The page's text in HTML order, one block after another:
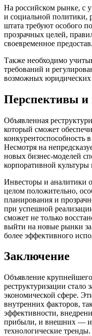
На российском рынке, с
и социальной политики,
штата требуют особого
прозрачных целей,
своевременное
Также необходимо
требований и
возможных
Перспективы и
Объявленная
который сможет
конкурентоспособность
Несмотря на
новых бизнес-моделей
корпоративной
Инвесторы и аналитики
целом положительно,
планирования и
при успешной
сможет не только
выйти на новые рынки
более эффективного
Заключение
Объявление
реструктуризации
экономической сфере.
внутренних факторов,
эффективности,
прибыли, и внешних —
технологические тренды.